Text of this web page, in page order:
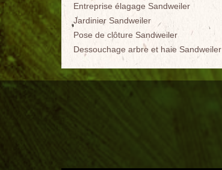
Entreprise élagage Sandweiler
Jardinier Sandweiler
Pose de clôture Sandweiler
Dessouchage arbre et haie Sandweiler